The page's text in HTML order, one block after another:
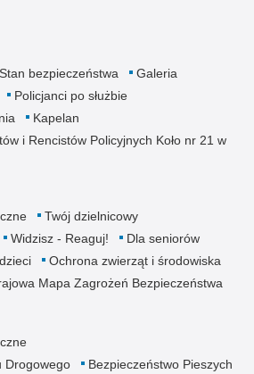
Stan bezpieczeństwa
Galeria
Policjanci po służbie
Kapelan
i Rencistów Policyjnych Koło nr 21 w
Twój dzielnicowy
Widzisz - Reaguj!
Dla seniorów
Ochrona zwierząt i środowiska
Mapa Zagrożeń Bezpieczeństwa
Drogowego
Bezpieczeństwo Pieszych